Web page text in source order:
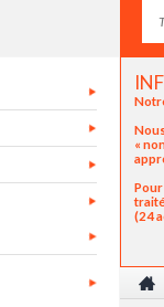
«
(24